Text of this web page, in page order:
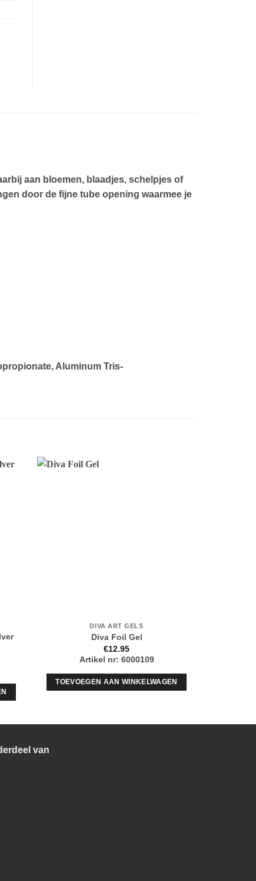
aan bloemen, blaadjes, schelpjes of
door de fijne tube opening waarmee je
Aluminum Tris-
DIVA ART GELS
Diva Foil Gel
€12.95
Artikel nr: 6000109
TOEVOEGEN AAN WINKELWAGEN
van